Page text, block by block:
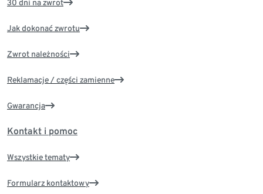
30 dni na zwrot
Jak dokonać zwrotu
Zwrot należności
Reklamacje / części zamienne
Gwarancja
Kontakt i pomoc
Wszystkie tematy
Formularz kontaktowy